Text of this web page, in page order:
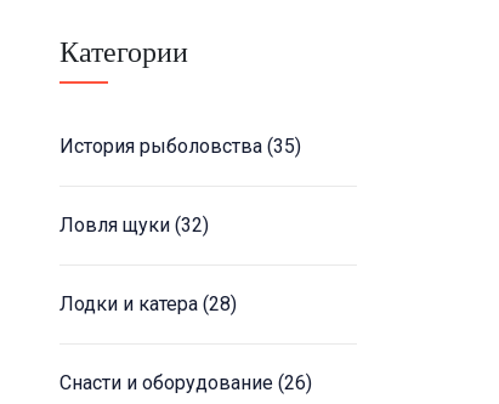
Категории
История рыболовства (35)
Ловля щуки (32)
Лодки и катера (28)
Снасти и оборудование (26)